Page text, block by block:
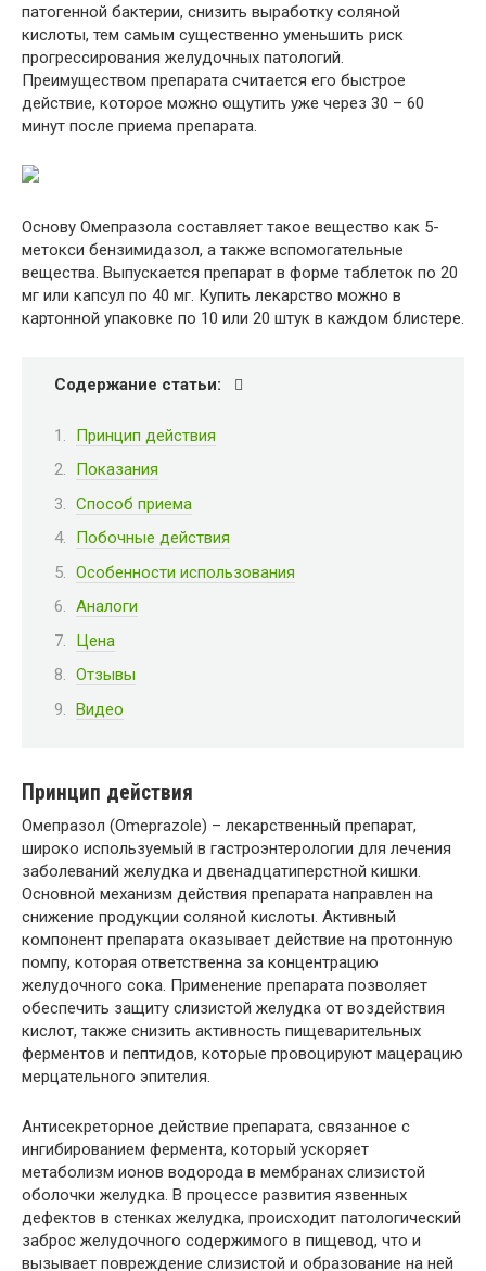
патогенной бактерии, снизить выработку соляной
кислоты, тем самым существенно уменьшить риск
прогрессирования желудочных патологий.
Преимуществом препарата считается его быстрое
действие, которое можно ощутить уже через 30 – 60
минут после приема препарата.
Основу Омепразола составляет такое вещество как 5-
метокси бензимидазол, а также вспомогательные
вещества. Выпускается препарат в форме таблеток по 20
мг или капсул по 40 мг. Купить лекарство можно в
картонной упаковке по 10 или 20 штук в каждом блистере.
Содержание статьи:
Принцип действия
Показания
Способ приема
Побочные действия
Особенности использования
Аналоги
Цена
Отзывы
Видео
Принцип действия
Омепразол (Omeprazole) – лекарственный препарат,
широко используемый в гастроэнтерологии для лечения
заболеваний желудка и двенадцатиперстной кишки.
Основной механизм действия препарата направлен на
снижение продукции соляной кислоты. Активный
компонент препарата оказывает действие на протонную
помпу, которая ответственна за концентрацию
желудочного сока. Применение препарата позволяет
обеспечить защиту слизистой желудка от воздействия
кислот, также снизить активность пищеварительных
ферментов и пептидов, которые провоцируют мацерацию
мерцательного эпителия.
Антисекреторное действие препарата, связанное с
ингибированием фермента, который ускоряет
метаболизм ионов водорода в мембранах слизистой
оболочки желудка. В процессе развития язвенных
дефектов в стенках желудка, происходит патологический
заброс желудочного содержимого в пищевод, что и
вызывает повреждение слизистой и образование на ней